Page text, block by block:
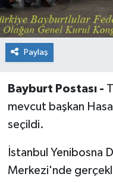
Paylaş
Bayburt Postası -
mevcut başkan
seçildi.
İstanbul Yenibosna
Merkezi'nde